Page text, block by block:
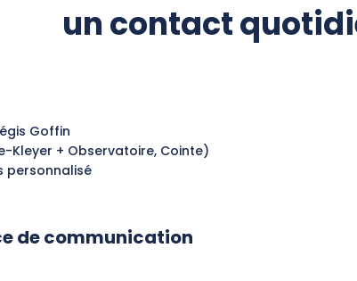
un contact
Goffin
Kleyer + Observatoire, Cointe)
personnalisé
de communication